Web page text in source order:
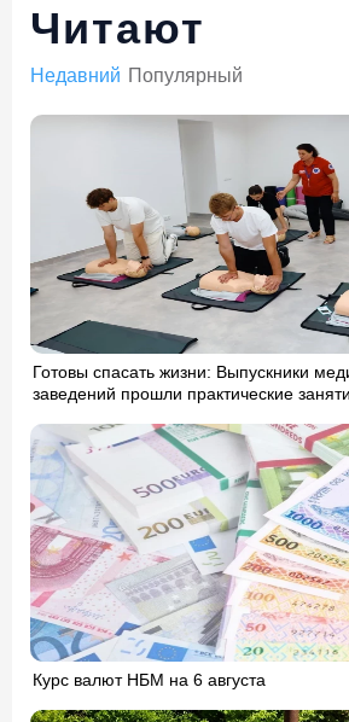
Читают
Недавний Популярный
Готовы спасать жизни: Выпускники
заведений прошли практические
Курс валют НБМ на 6 августа